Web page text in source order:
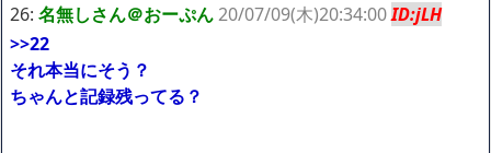
26: 名無しさん＠おーぷん20/07/09(木)20:34:00ID:jLH
>>22
それ本当にそう？
ちゃんと記録残ってる？